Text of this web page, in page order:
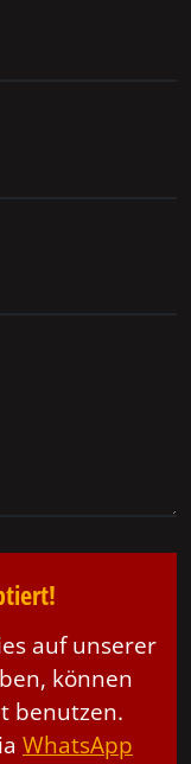
auf unserer
können
benutzen.
WhatsApp